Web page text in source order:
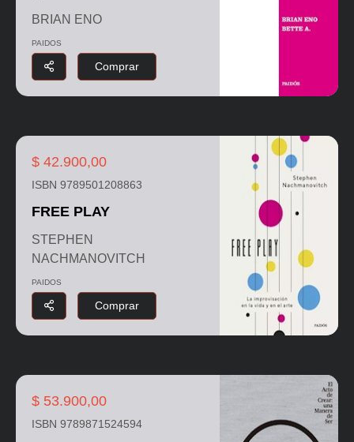
BRIAN ENO
PAIDOS
Comprar
$ 42.900,00
ISBN 9789501208863
FREE PLAY
STEPHEN
NACHMANOVITCH
PAIDOS
Comprar
$ 53.900,00
ISBN 9789871524594